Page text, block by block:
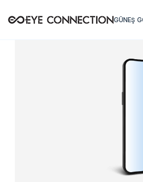
GÜNEŞ